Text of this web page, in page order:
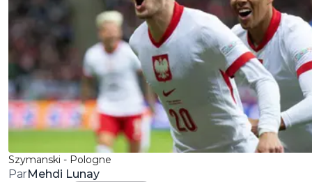
Szymanski - Pologne
ParMehdi Lunay